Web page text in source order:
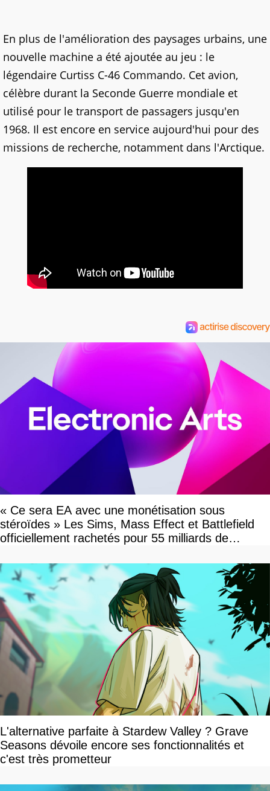
En plus de l'amélioration des paysages urbains, une
nouvelle machine a été ajoutée au jeu : le
légendaire Curtiss C-46 Commando. Cet avion,
célèbre durant la Seconde Guerre mondiale et
utilisé pour le transport de passagers jusqu'en
1968. Il est encore en service aujourd'hui pour des
missions de recherche, notamment dans l'Arctique.
« Ce sera EA avec une monétisation sous
stéroïdes » Les Sims, Mass Effect et Battlefield
officiellement rachetés pour 55 milliards de
L'alternative parfaite à Stardew Valley ? Grave
Seasons dévoile encore ses fonctionnalités et
c'est très prometteur